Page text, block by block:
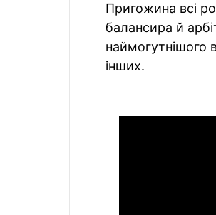
Пригожина всі
балансира й
наймогутнішого
інших.